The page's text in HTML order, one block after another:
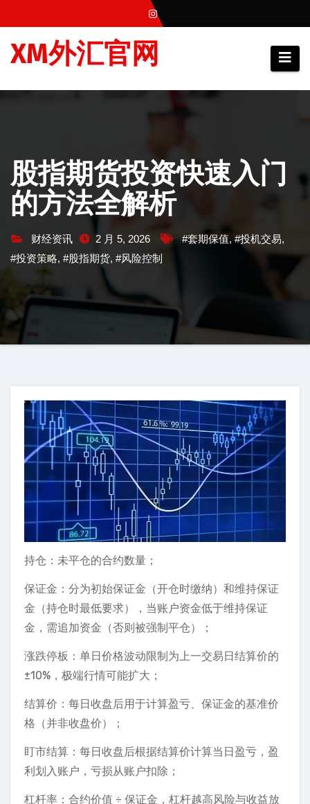
至
XM外汇官网
股指期货投资快速入门
的方法全解析
财经资讯 2 月 5, 2026 #套期保值,#投机交易,
#投资策略, #股指期货, #风险控制
持仓：未平仓的合约数量；
保证金：分为初始保证金（开仓时缴纳）和维持保证
金（持仓时最低要求），当账户资金低于维持保证
金，需追加资金（否则被强制平仓）；
涨跌停板：单日价格波动限制为上一交易日结算价的
±10%，极端行情可能扩大；
结算价：每日收盘后用于计算盈亏、保证金的基准价
格（并非收盘价）；
盯市结算：每日收盘后根据结算价计算当日盈亏，盈
利划入账户，亏损从账户扣除；
杠杆率：合约价值 ÷ 保证金，杠杆越高风险与收益放